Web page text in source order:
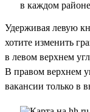
Удерживая левую
хотите изменить
в левом верхнем
В правом верхнем
вакансии только в